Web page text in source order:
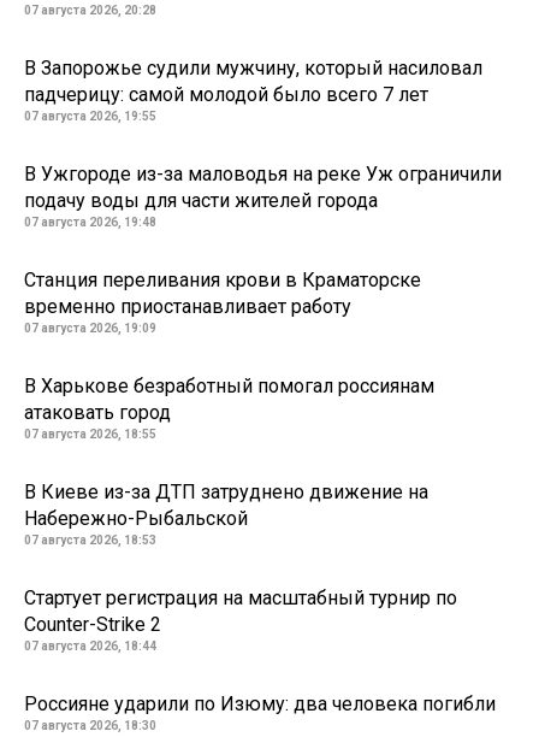
07 августа 2026, 20:28
В Запорожье судили мужчину, который насиловал
падчерицу: самой молодой было всего 7 лет
07 августа 2026, 19:55
В Ужгороде из-за маловодья на реке Уж ограничили
подачу воды для части жителей города
07 августа 2026, 19:48
Станция переливания крови в Краматорске
временно приостанавливает работу
07 августа 2026, 19:09
В Харькове безработный помогал россиянам
атаковать город
07 августа 2026, 18:55
В Киеве из-за ДТП затруднено движение на
Набережно-Рыбальской
07 августа 2026, 18:53
Стартует регистрация на масштабный турнир по
Counter-Strike 2
07 августа 2026, 18:44
Россияне ударили по Изюму: два человека погибли
07 августа 2026, 18:30